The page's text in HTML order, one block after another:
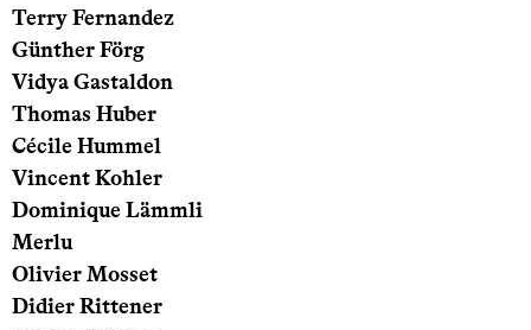
Terry Fernandez
Günther Förg
Vidya Gastaldon
Thomas Huber
Cécile Hummel
Vincent Kohler
Dominique Lämmli
Merlu
Olivier Mosset
Didier Rittener